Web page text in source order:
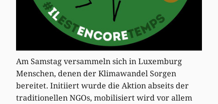
Am Samstag versammeln sich in Luxemburg
Menschen, denen der Klimawandel Sorgen
bereitet. Initiiert wurde die Aktion abseits der
traditionellen NGOs, mobilisiert wird vor allem